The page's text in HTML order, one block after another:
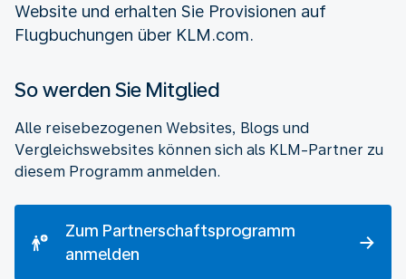
Website und erhalten Sie Provisionen auf
So werden Sie Mitglied
Alle reisebezogenen Websites, Blogs und
Vergleichswebsites können sich als KLM-Partner zu
diesem Programm anmelden.
Zum Partnerschaftsprogramm
anmelden